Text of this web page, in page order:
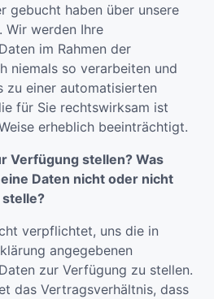
gebucht haben über unsere
Wir werden Ihre
im Rahmen der
niemals so verarbeiten und
zu einer automatisierten
für Sie rechtswirksam ist
erheblich beeinträchtigt.
Verfügung stellen? Was
Daten nicht oder nicht
verpflichtet, uns die in
angegebenen
zur Verfügung zu stellen.
das Vertragsverhältnis, dass